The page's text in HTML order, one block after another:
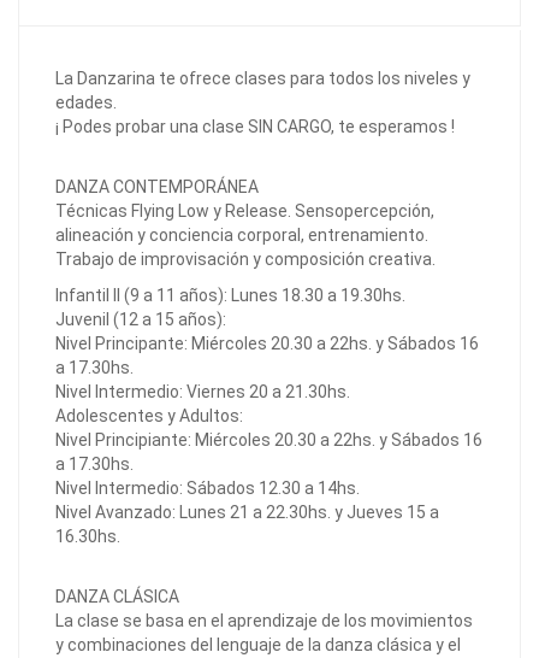
La Danzarina te ofrece clases para todos los niveles y
edades.
¡ Podes probar una clase SIN CARGO, te esperamos !
DANZA CONTEMPORÁNEA
Técnicas Flying Low y Release. Sensopercepción,
alineación y conciencia corporal, entrenamiento.
Trabajo de improvisación y composición creativa.
Infantil II (9 a 11 años): Lunes 18.30 a 19.30hs.
Juvenil (12 a 15 años):
Nivel Principante: Miércoles 20.30 a 22hs. y Sábados 16
a 17.30hs.
Nivel Intermedio: Viernes 20 a 21.30hs.
Adolescentes y Adultos:
Nivel Principiante: Miércoles 20.30 a 22hs. y Sábados 16
a 17.30hs.
Nivel Intermedio: Sábados 12.30 a 14hs.
Nivel Avanzado: Lunes 21 a 22.30hs. y Jueves 15 a
16.30hs.
DANZA CLÁSICA
La clase se basa en el aprendizaje de los movimientos
y combinaciones del lenguaje de la danza clásica y el